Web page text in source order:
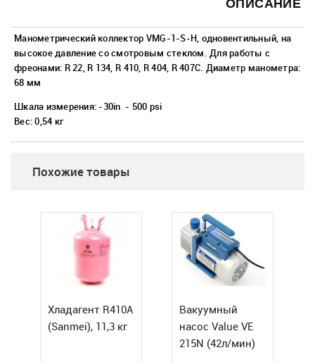
МФУ, Мониторы и Стабилизаторы
Телевизоры, аудио, видео, радары
ОПИСАНИЕ
Манометрический коллектор VMG-1-S-H, одновентильный, на
высокое давление со смотровым стеклом. Для работы с
фреонами: R 22, R 134, R 410, R 404, R 407C. Диаметр манометра:
68 мм
Шкала измерения: -30in - 500 psi
Вес: 0,54 кг
Похожие товары
Хладагент R410А
(Sanmei), 11,3 кг
Вакуумный
насос Value VE
215N (42л/мин)